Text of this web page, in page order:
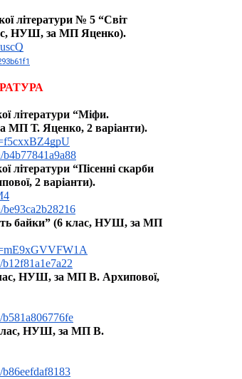
літератури № 5 “Світ
НУШ, за МП Яценко).
літератури “Міфи.
МП Т. Яценко, 2 варіанти).
літератури “Пісенні скарби
2 варіанти).
байки” (6 клас, НУШ, за МП
НУШ, за МП В. Архипової,
НУШ, за МП В.